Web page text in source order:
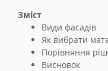
Зміст
Види фасадів
Як вибрати
Порівняння
Висновок